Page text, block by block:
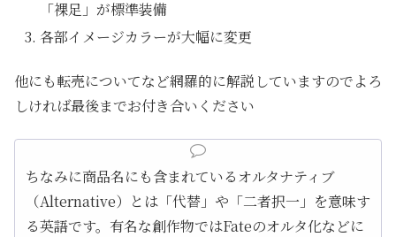
「裸足」が標準装備
各部イメージカラーが大幅に変更
他にも転売についてなど網羅的に解説していますのでよろ
しければ最後までお付き合いください
ちなみに商品名にも含まれているオルタナティブ
（Alternative）とは「代替」や「二者択一」を意味す
る英語です。有名な創作物ではFateのオルタ化などに